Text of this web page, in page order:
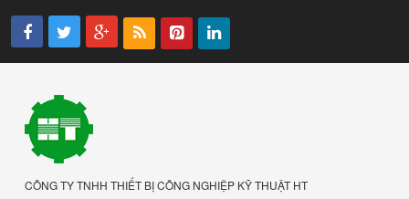
CÔNG TY TNHH THIẾT BỊ CÔNG NGHIỆP KỸ THUẬT HT